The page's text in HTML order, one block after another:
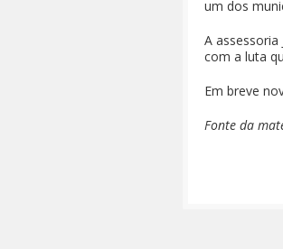
um dos
A
com a luta
Em breve
Fonte da